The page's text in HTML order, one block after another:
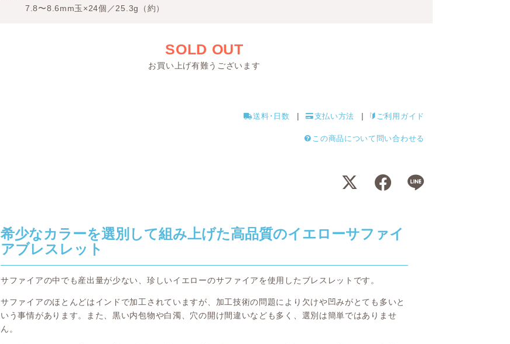
7.8〜8.6mm玉×24個／25.3g（約）
SOLD OUT
お買い上げ有難うございます
送料･日数 支払い方法 ご利用ガイド
この商品について問い合わせる
希少なカラーを選別して組み上げた高品質のイエローサファイ
アブレスレット
サファイアの中でも産出量が少ない、珍しいイエローのサファイアを使用したブレスレットです。
サファイアのほとんどはインドで加工されていますが、加工技術の問題により欠けや凹みがとても多いと
いう事情があります。また、黒い内包物や白濁、穴の開け間違いなども多く、選別は簡単ではありませ
ん。